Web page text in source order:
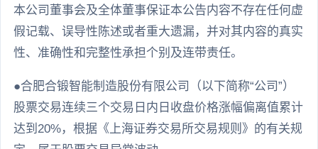
本公司董事会及全体董事保证本公告内容不存在任何虚
假记载、误导性陈述或者重大遗漏，并对其内容的真实
性、准确性和完整性承担个别及连带责任。
●合肥合锻智能制造股份有限公司（以下简称“公司”）
股票交易连续三个交易日内日收盘价格涨幅偏离值累计
达到20%，根据《上海证券交易所交易规则》的有关规